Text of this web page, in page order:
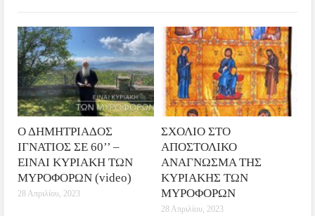
Ο ΔΗΜΗΤΡΙΑΔΟΣ
ΙΓΝΑΤΙΟΣ ΣΕ 60’’ –
ΕΙΝΑΙ ΚΥΡΙΑΚΗ ΤΩΝ
ΜΥΡΟΦΟΡΩΝ (video)
28 Απριλίου, 2023
ΣΧΟΛΙΟ ΣΤΟ
ΑΠΟΣΤΟΛΙΚΟ
ΑΝΑΓΝΩΣΜΑ ΤΗΣ
ΚΥΡΙΑΚΗΣ ΤΩΝ
ΜΥΡΟΦΟΡΩΝ
28 Απριλίου, 2023